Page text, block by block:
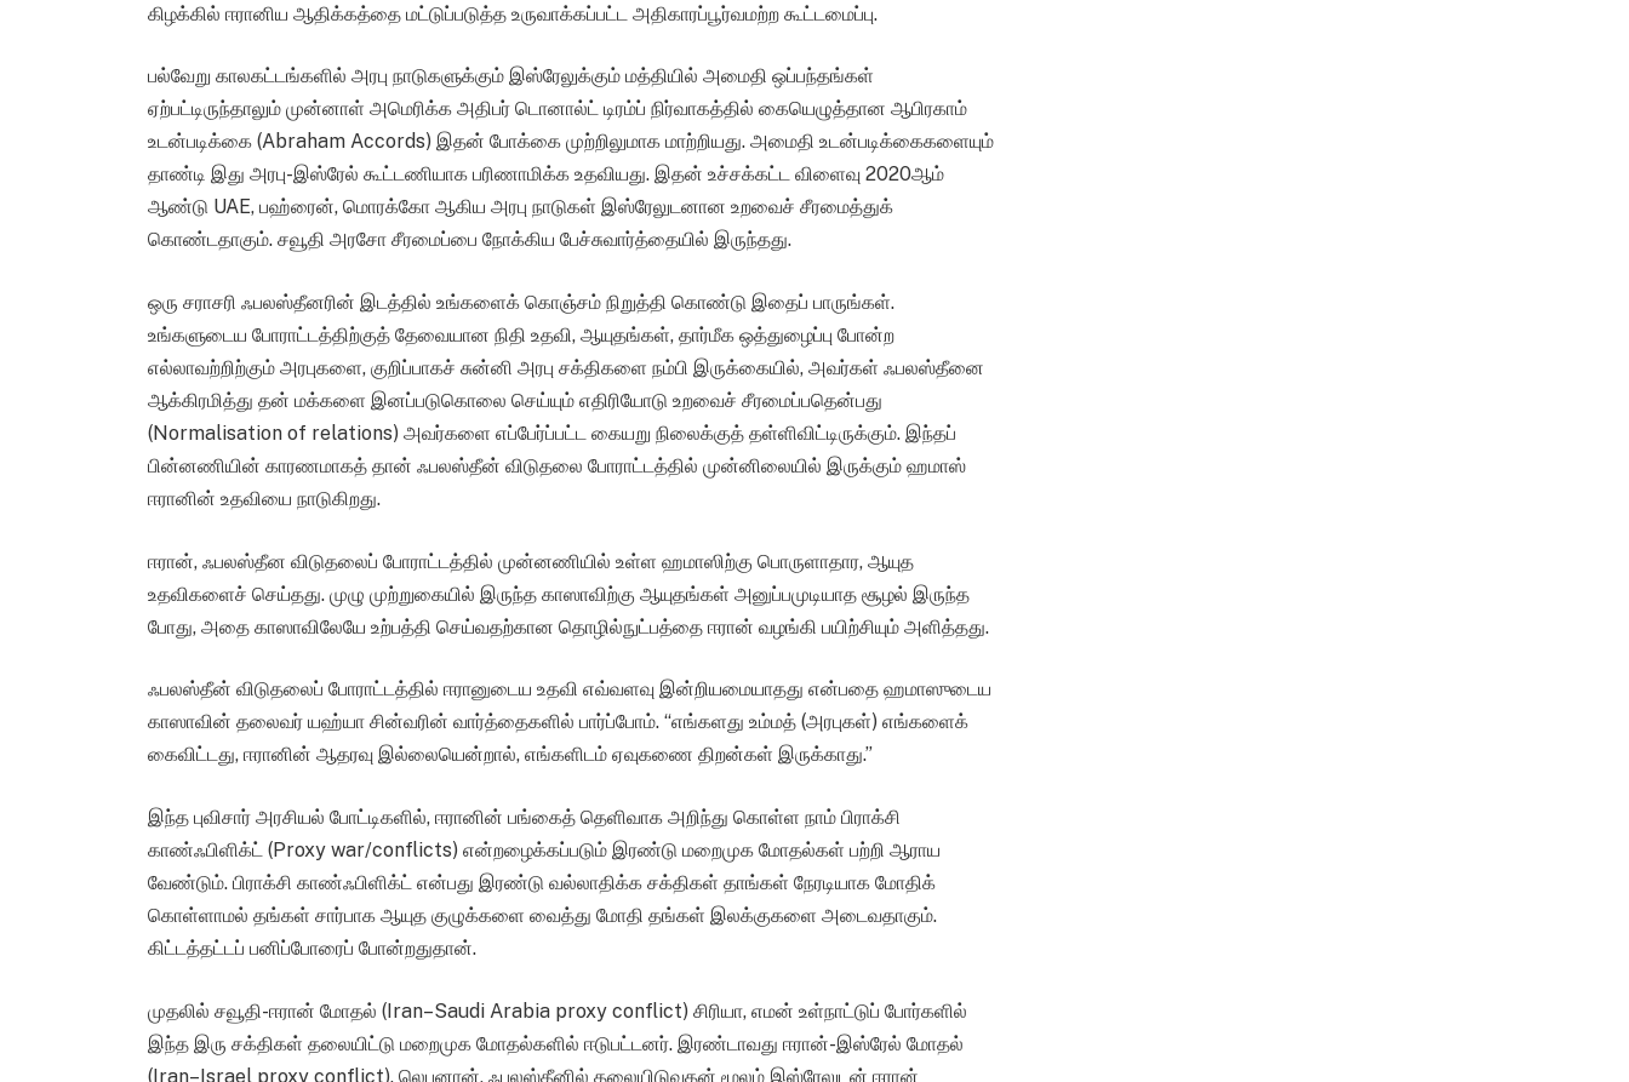
கிழக்கில் ஈரானிய ஆதிக்கத்தை மட்டுப்படுத்த உருவாக்கப்பட்ட அதிகாரப்பூர்வமற்ற கூட்டமைப்பு.
பல்வேறு காலகட்டங்களில் அரபு நாடுகளுக்கும் இஸ்ரேலுக்கும் மத்தியில் அமைதி ஒப்பந்தங்கள்
ஏற்பட்டிருந்தாலும் முன்னாள் அமெரிக்க அதிபர் டொனால்ட் டிரம்ப் நிர்வாகத்தில் கையெழுத்தான ஆபிரகாம்
உடன்படிக்கை (Abraham Accords) இதன் போக்கை முற்றிலுமாக மாற்றியது. அமைதி உடன்படிக்கைகளையும்
தாண்டி இது அரபு-இஸ்ரேல் கூட்டணியாக பரிணாமிக்க உதவியது. இதன் உச்சக்கட்ட விளைவு 2020ஆம்
ஆண்டு UAE, பஹ்ரைன், மொரக்கோ ஆகிய அரபு நாடுகள் இஸ்ரேலுடனான உறவைச் சீரமைத்துக்
கொண்டதாகும். சவூதி அரசோ சீரமைப்பை நோக்கிய பேச்சுவார்த்தையில் இருந்தது.
ஒரு சராசரி ஃபலஸ்தீனரின் இடத்தில் உங்களைக் கொஞ்சம் நிறுத்தி கொண்டு இதைப் பாருங்கள்.
உங்களுடைய போராட்டத்திற்குத் தேவையான நிதி உதவி, ஆயுதங்கள், தார்மீக ஒத்துழைப்பு போன்ற
எல்லாவற்றிற்கும் அரபுகளை, குறிப்பாகச் சுன்னி அரபு சக்திகளை நம்பி இருக்கையில், அவர்கள் ஃபலஸ்தீனை
ஆக்கிரமித்து தன் மக்களை இனப்படுகொலை செய்யும் எதிரியோடு உறவைச் சீரமைப்பதென்பது
(Normalisation of relations) அவர்களை எப்பேர்ப்பட்ட கையறு நிலைக்குத் தள்ளிவிட்டிருக்கும். இந்தப்
பின்னணியின் காரணமாகத் தான் ஃபலஸ்தீன் விடுதலை போராட்டத்தில் முன்னிலையில் இருக்கும் ஹமாஸ்
ஈரானின் உதவியை நாடுகிறது.
ஈரான், ஃபலஸ்தீன விடுதலைப் போராட்டத்தில் முன்னணியில் உள்ள ஹமாஸிற்கு பொருளாதார, ஆயுத
உதவிகளைச் செய்தது. முழு முற்றுகையில் இருந்த காஸாவிற்கு ஆயுதங்கள் அனுப்பமுடியாத சூழல் இருந்த
போது, அதை காஸாவிலேயே உற்பத்தி செய்வதற்கான தொழில்நுட்பத்தை ஈரான் வழங்கி பயிற்சியும் அளித்தது.
ஃபலஸ்தீன் விடுதலைப் போராட்டத்தில் ஈரானுடைய உதவி எவ்வளவு இன்றியமையாதது என்பதை ஹமாஸுடைய
காஸாவின் தலைவர் யஹ்யா சின்வரின் வார்த்தைகளில் பார்ப்போம். “எங்களது உம்மத் (அரபுகள்) எங்களைக்
கைவிட்டது, ஈரானின் ஆதரவு இல்லையென்றால், எங்களிடம் ஏவுகணை திறன்கள் இருக்காது.”
இந்த புவிசார் அரசியல் போட்டிகளில், ஈரானின் பங்கைத் தெளிவாக அறிந்து கொள்ள நாம் பிராக்சி
காண்ஃபிளிக்ட் (Proxy war/conflicts) என்றழைக்கப்படும் இரண்டு மறைமுக மோதல்கள் பற்றி ஆராய
வேண்டும். பிராக்சி காண்ஃபிளிக்ட் என்பது இரண்டு வல்லாதிக்க சக்திகள் தாங்கள் நேரடியாக மோதிக்
கொள்ளாமல் தங்கள் சார்பாக ஆயுத குழுக்களை வைத்து மோதி தங்கள் இலக்குகளை அடைவதாகும்.
கிட்டத்தட்டப் பனிப்போரைப் போன்றதுதான்.
முதலில் சவூதி-ஈரான் மோதல் (Iran–Saudi Arabia proxy conflict) சிரியா, எமன் உள்நாட்டுப் போர்களில்
இந்த இரு சக்திகள் தலையிட்டு மறைமுக மோதல்களில் ஈடுபட்டனர். இரண்டாவது ஈரான்-இஸ்ரேல் மோதல்
(Iran–Israel proxy conflict). லெபனான், ஃபலஸ்தீனில் தலையிடுவதன் மூலம் இஸ்ரேலுடன் ஈரான்